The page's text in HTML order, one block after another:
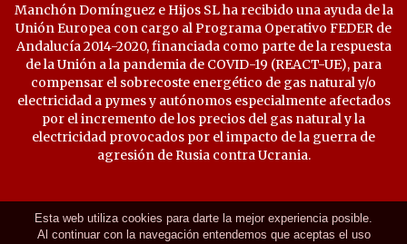
Manchón Domínguez e Hijos SL ha recibido una ayuda de la
Unión Europea con cargo al Programa Operativo FEDER de
Andalucía 2014-2020, financiada como parte de la respuesta
de la Unión a la pandemia de COVID-19 (REACT-UE), para
compensar el sobrecoste energético de gas natural y/o
electricidad a pymes y autónomos especialmente afectados
por el incremento de los precios del gas natural y la
electricidad provocados por el impacto de la guerra de
agresión de Rusia contra Ucrania.
Esta web utiliza cookies para darte la mejor experiencia posible.
Al continuar con la navegación entendemos que aceptas el uso